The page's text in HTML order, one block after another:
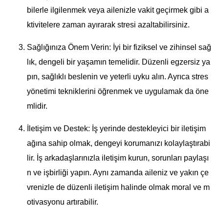
bilerle ilgilenmek veya ailenizle vakit geçirmek gibi a
ktivitelere zaman ayırarak stresi azaltabilirsiniz.
Sağlığınıza Önem Verin: İyi bir fiziksel ve zihinsel sağ
lık, dengeli bir yaşamın temelidir. Düzenli egzersiz ya
pın, sağlıklı beslenin ve yeterli uyku alın. Ayrıca stres
yönetimi tekniklerini öğrenmek ve uygulamak da öne
mlidir.
İletişim ve Destek: İş yerinde destekleyici bir iletişim
ağına sahip olmak, dengeyi korumanızı kolaylaştırabi
lir. İş arkadaşlarınızla iletişim kurun, sorunları paylaşı
n ve işbirliği yapın. Aynı zamanda aileniz ve yakın çe
vrenizle de düzenli iletişim halinde olmak moral ve m
otivasyonu artırabilir.